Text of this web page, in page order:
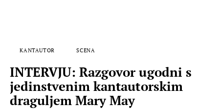
KANTAUTOR SCENA
INTERVJU: Razgovor ugodni s
jedinstvenim kantautorskim
draguljem Mary May